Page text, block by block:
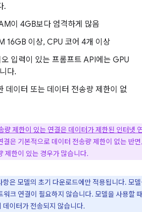
.
이 4GB보다 엄격하게 많음
16GB 이상, CPU 코어 4개 이상
오 입력이 있는 프롬프트 API에는 GPU
다.
데이터 또는 데이터 전송량 제한이 없
량 제한이 있는 연결은 데이터가 제한된 인터넷
결은 기본적으로 데이터 전송량 제한이 없는 반
제한이 있는 경우가 많습니다.
항은 모델의 초기 다운로드에만 적용됩니다. 모
워크 연결이 필요하지 않습니다. 모델을 사용할
이터가 전송되지 않습니다.